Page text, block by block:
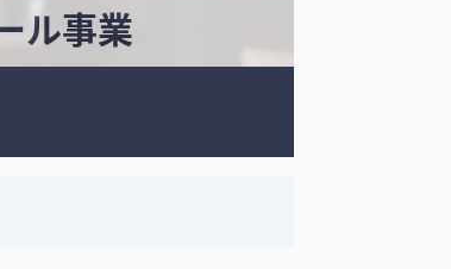
ル事業